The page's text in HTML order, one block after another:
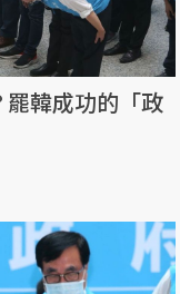
韓成功的「政